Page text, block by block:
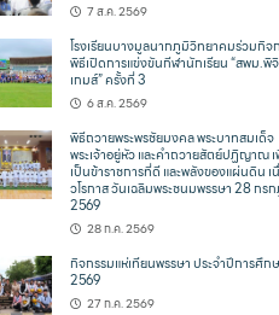
7 ส.ค. 2569
โรงเรียนบางมูลนากภูมิวิทยาคมร่วมกิจ
พิธีเปิดการแข่งขันกีฬานักเรียน “สพม.พิ
เกมส์” ครั้งที่ 3
6 ส.ค. 2569
พิธีถวายพระพรชัยมงคล พระบาทสมเด็จ
พระเจ้าอยู่หัว และคำถวายสัตย์ปฏิญาณ
เป็นข้าราชการที่ดี และพลังของแผ่นดิน เ
วโรกาส วันเฉลิมพระชนมพรรษา 28 กร
2569
28 ก.ค. 2569
กิจกรรมแห่เทียนพรรษา ประจำปีการศึก
2569
27 ก.ค. 2569